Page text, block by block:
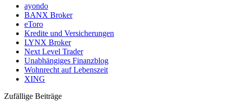
ayondo
BANX Broker
eToro
Kredite und Versicherungen
LYNX Broker
Next Level Trader
Unabhängiges Finanzblog
Wohnrecht auf Lebenszeit
XING
Zufällige Beiträge